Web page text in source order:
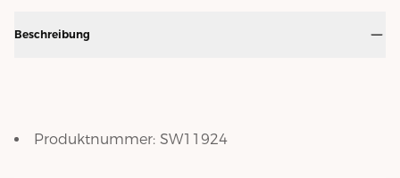
Beschreibung
Produktnummer: SW11924